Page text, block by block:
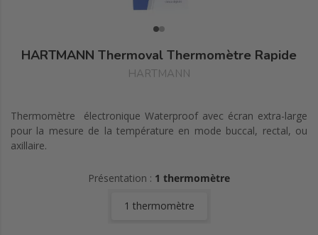
HARTMANN Thermoval Thermomètre Rapide
HARTMANN
Thermomètre électronique Waterproof avec écran extra-large
pour la mesure de la température en mode buccal, rectal, ou
axillaire.
Présentation : 1 thermomètre
1 thermomètre